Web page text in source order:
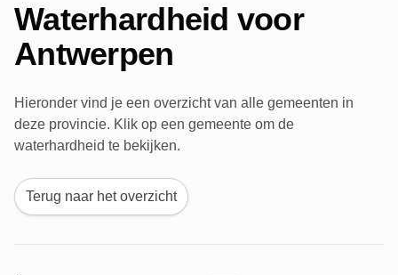
Waterhardheid voor
Antwerpen
Hieronder vind je een overzicht van alle gemeenten in
deze provincie. Klik op een gemeente om de
waterhardheid te bekijken.
Terug naar het overzicht